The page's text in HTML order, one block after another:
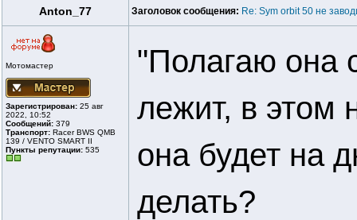
Anton_77 Заголовок сообщения: Re: Sym orbit 50 не
Мотомастер
Зарегистрирован: 25 авг
2022, 10:52
Сообщений: 379
Транспорт: Racer BWS QMB
139 / VENTO SMART II
Пункты репутации: 535
"Полагаю она
лежит, в этом
она будет на
делать?